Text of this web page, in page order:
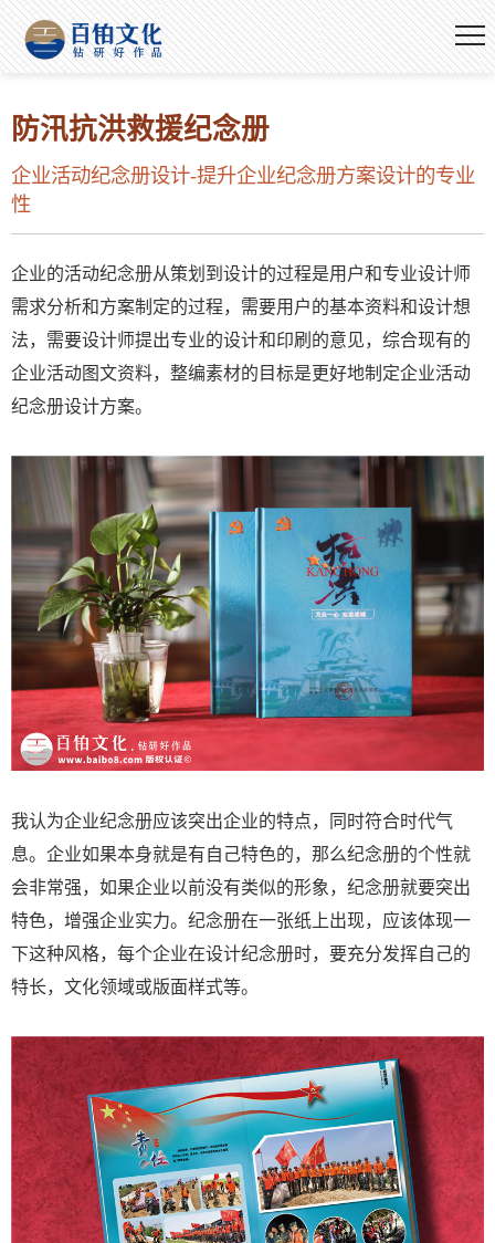
防汛抗洪救援纪念册
企业活动纪念册设计-提升企业纪念册方案设计的专业
性
企业的活动纪念册从策划到设计的过程是用户和专业设计师
需求分析和方案制定的过程，需要用户的基本资料和设计想
法，需要设计师提出专业的设计和印刷的意见，综合现有的
企业活动图文资料，整编素材的目标是更好地制定企业活动
纪念册设计方案。
我认为企业纪念册应该突出企业的特点，同时符合时代气
息。企业如果本身就是有自己特色的，那么纪念册的个性就
会非常强，如果企业以前没有类似的形象，纪念册就要突出
特色，增强企业实力。纪念册在一张纸上出现，应该体现一
下这种风格，每个企业在设计纪念册时，要充分发挥自己的
特长，文化领域或版面样式等。